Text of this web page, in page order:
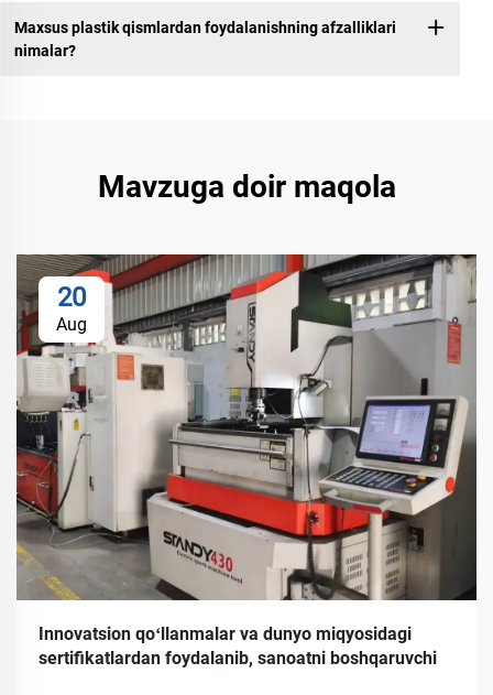
Maxsus plastik qismlardan foydalanishning afzalliklari
nimalar?
Mavzuga doir maqola
20
Aug
Innovatsion qoʻllanmalar va dunyo miqyosidagi
sertifikatlardan foydalanib, sanoatni boshqaruvchi